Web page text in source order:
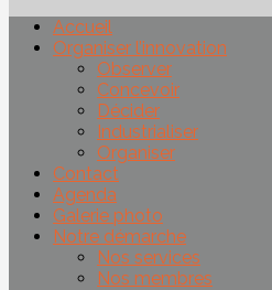
Accueil
Organiser l’innovation
Observer
Concevoir
Décider
Industrialiser
Organiser
Contact
Agenda
Galerie photo
Notre démarche
Nos services
Nos membres